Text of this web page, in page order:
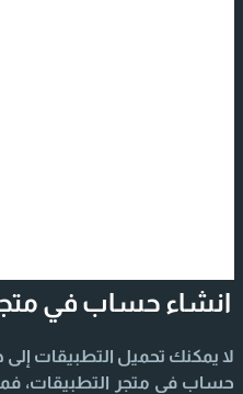
انشاء حساب في
لا يمكنك تحميل التطبيقات
حساب في متجر التطبيقات،